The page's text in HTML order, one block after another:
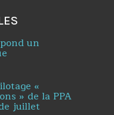
un
«
» de la PPA
juillet